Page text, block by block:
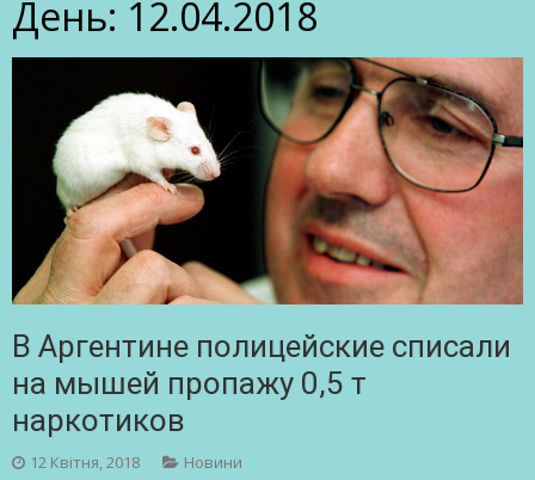
День: 12.04.2018
В Аргентине полицейские списали
на мышей пропажу 0,5 т
наркотиков
12 Квітня, 2018 Новини